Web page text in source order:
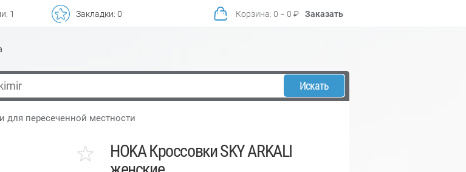
1 Закладки: 0 Корзина: 0 − 0 ₽ Заказать
Искать
для пересеченной местности
HOKA Кроссовки SKY ARKALI